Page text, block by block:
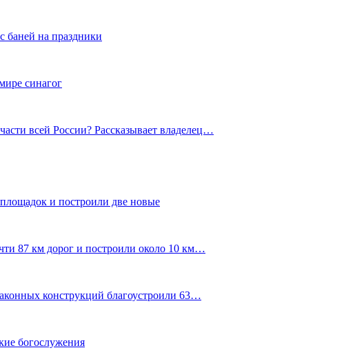
баней на праздники
синагог
всей России? Рассказывает владелец…
и построили две новые
87 км дорог и построили около 10 км…
конструкций благоустроили 63…
богослужения